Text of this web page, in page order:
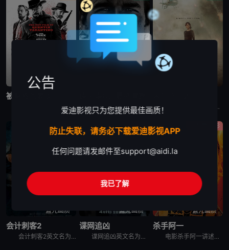
蓝光画质
被解救的姜戈
1858年，美国南北战争前两年。德国赏金猎人金·舒尔茨（克里斯托弗·瓦尔兹 Christoph Waltz饰）从贩奴商人手中买下黑奴姜戈（杰米·福克斯 Jamie Foxx饰），让其重获自由。舒尔 超级人工智能“智体”即将引爆全球核弹危机，把世界推向毁灭边缘。而伊森·亨特（汤姆·克鲁斯 饰）和他的IMF小队在上次行动中遭遇重创，团队濒临分崩离析。虽然伊森已获得关闭“智体”的钥匙，但要彻底消灭 电影永生守卫2 The Old Guard 2讲述的是：安蒂（查理兹·塞隆 饰）与不死军团再度集结，展现前所未有的使命感，誓死保护全世界。布克（马提亚斯·修奈尔 饰）背叛后流亡在外，而琼（吴青芸
剧情
蓝光画质
会计刺客2
会计刺客2英文名为The Accountant 2，当一位老友遭到谋杀，只留下一条神秘讯息：“找到那个会计师”，克里斯蒂安·沃尔夫（本·阿弗莱克饰）不得已开始追查此案，并招来了战力惊人的弟弟布莱斯
动作
蓝光画质
谍网追凶
谍网追凶英文名为The Amateur，查理·海勒（拉米·马雷克 Rami Malek 饰）是美国中央情报局一名才华横溢但性格极其内向的密码破译员，在兰利总部的一间地下办公室工作。当他的妻子萨拉（
必看老电影
蓝光画质
杀手阿一
电影杀手阿一讲述的是：新宿歌舞伎町的民宿大厦——“流氓公寓”的山口组蜗居点。黑社会组织安生组的老大安生芳雄与情妇及一亿日圆现金失踪后，流氓公寓每天都有黑道人被杀。外界断定这是传说中的杀手“Ichi
公告
爱迪影视只为您提供最佳画质！
防止失联，请务必下载爱迪影视APP
任何问题请发邮件至support@aidi.la
我已了解